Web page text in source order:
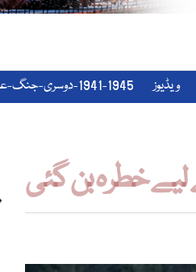
ویڈیوز 1941-1945-دوسری-جنگ-عظیم
خطرہ بن گئی